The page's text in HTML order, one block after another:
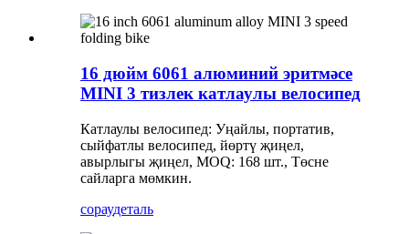
16 дюйм 6061 алюминий эритмәсе
MINI 3 тизлек катлаулы велосипед
Катлаулы велосипед: Уңайлы, портатив,
сыйфатлы велосипед, йөртү җиңел,
авырлыгы җиңел, MOQ: 168 шт., Төсне
сайларга мөмкин.
сораудеталь